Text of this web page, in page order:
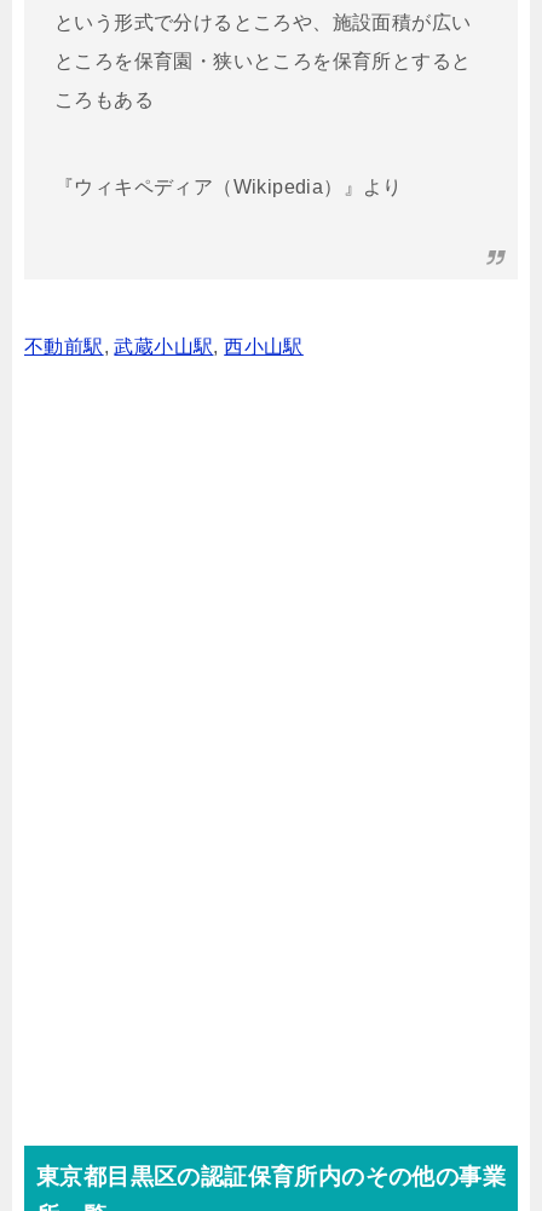
という形式で分けるところや、施設面積が広い
ところを保育園・狭いところを保育所とすると
ころもある
『ウィキペディア（Wikipedia）』より
不動前駅,武蔵小山駅,西小山駅
東京都目黒区の認証保育所内のその他の事業